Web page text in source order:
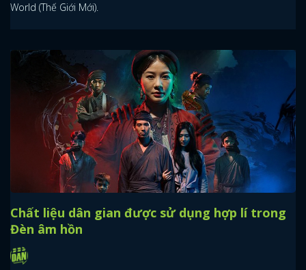
World (Thế Giới Mới).
Chất liệu dân gian được sử dụng hợp lí trong
Đèn âm hồn